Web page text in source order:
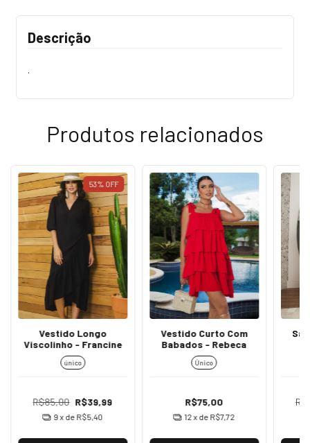
Descrição
.
Produtos relacionados
53% OFF
Vestido Longo
Viscolinho - Francine
único
R$85,00 R$39,99
9x de R$5,40
Vestido Curto Com
Babados - Rebeca
Único
R$75,00
12 x de R$7,72